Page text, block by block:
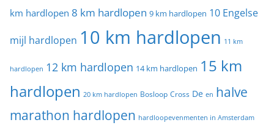
km hardlopen 8 km hardlopen 9 km hardlopen 10 Engelse
mijl hardlopen 10 km hardlopen 11 km
hardlopen 12 km hardlopen 14 km hardlopen 15 km
hardlopen 20 km hardlopen Bosloop Cross De en halve
marathon hardlopen hardloopevenmenten in Amsterdam